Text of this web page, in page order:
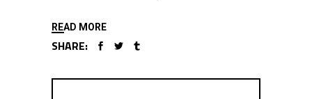
READ MORE
SHARE: